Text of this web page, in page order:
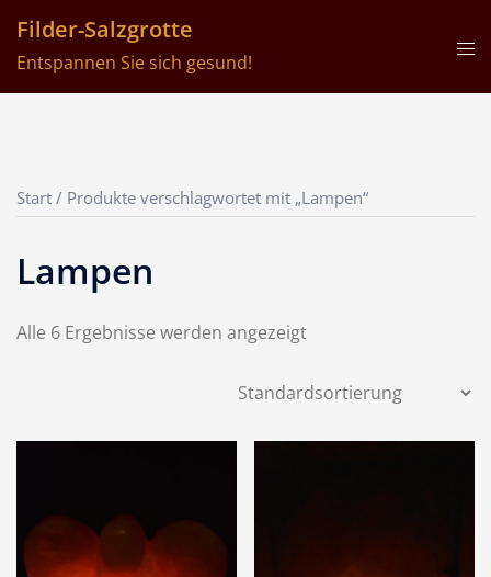
Filder-Salzgrotte
Entspannen Sie sich gesund!
Start / Produkte verschlagwortet mit „Lampen“
Lampen
Alle 6 Ergebnisse werden angezeigt